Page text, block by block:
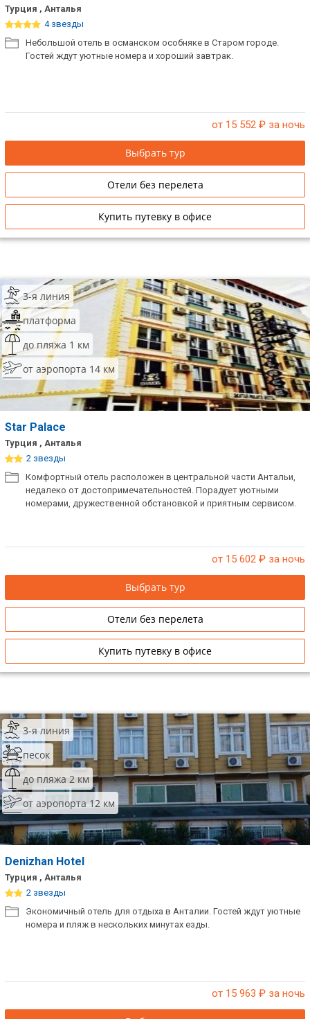
Турция , Анталья
4 звезды
Небольшой отель в османском особняке в Старом городе.
Гостей ждут уютные номера и хороший завтрак.
от 15 552 ₽ за ночь
Выбрать тур
Отели без перелета
Купить путевку в офисе
3-я линия
платформа
до пляжа 1 км
от аэропорта 14 км
Star Palace
Турция , Анталья
2 звезды
Комфортный отель расположен в центральной части Антальи,
недалеко от достопримечательностей. Порадует уютными
номерами, дружественной обстановкой и приятным сервисом.
от 15 602 ₽ за ночь
Выбрать тур
Отели без перелета
Купить путевку в офисе
3-я линия
песок
до пляжа 2 км
от аэропорта 12 км
Denizhan Hotel
Турция , Анталья
2 звезды
Экономичный отель для отдыха в Анталии. Гостей ждут уютные
номера и пляж в нескольких минутах езды.
от 15 963 ₽ за ночь